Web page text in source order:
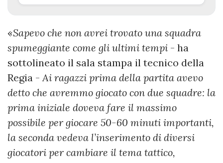
«Sapevo che non avrei trovato una squadra
spumeggiante come gli ultimi tempi - ha
sottolineato il sala stampa il tecnico della
Regia -Ai ragazzi prima della partita avevo
detto che avremmo giocato con due squadre: la
prima iniziale doveva fare il massimo
possibile per giocare 50-60 minuti importanti,
la seconda vedeva l’inserimento di diversi
giocatori per cambiare il tema tattico,